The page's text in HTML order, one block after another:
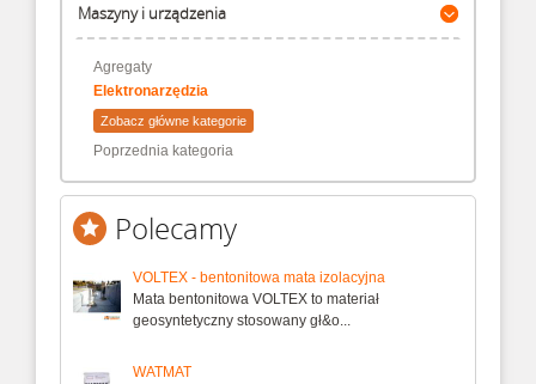
Maszyny i urządzenia
Agregaty
Elektronarzędzia
Zobacz główne kategorie
Poprzednia kategoria
Polecamy
VOLTEX - bentonitowa mata izolacyjna
Mata bentonitowa VOLTEX to materiał
geosyntetyczny stosowany gł&o...
WATMAT